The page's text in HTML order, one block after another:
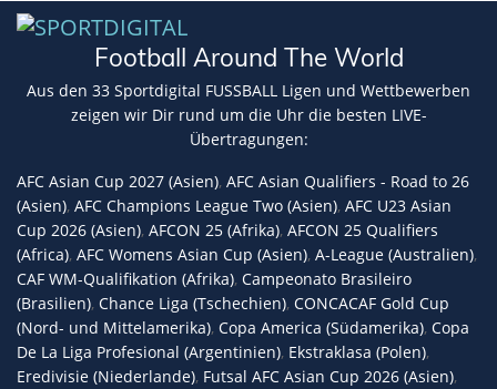
Football Around The World
Aus den 33 Sportdigital FUSSBALL Ligen und Wettbewerben
zeigen wir Dir rund um die Uhr die besten LIVE-
Übertragungen:
AFC Asian Cup 2027 (Asien), AFC Asian Qualifiers - Road to 26
(Asien), AFC Champions League Two (Asien), AFC U23 Asian
Cup 2026 (Asien), AFCON 25 (Afrika), AFCON 25 Qualifiers
(Africa), AFC Womens Asian Cup (Asien), A-League (Australien),
CAF WM-Qualifikation (Afrika), Campeonato Brasileiro
(Brasilien), Chance Liga (Tschechien), CONCACAF Gold Cup
(Nord- und Mittelamerika), Copa America (Südamerika), Copa
De La Liga Profesional (Argentinien), Ekstraklasa (Polen),
Eredivisie (Niederlande), Futsal AFC Asian Cup 2026 (Asien),